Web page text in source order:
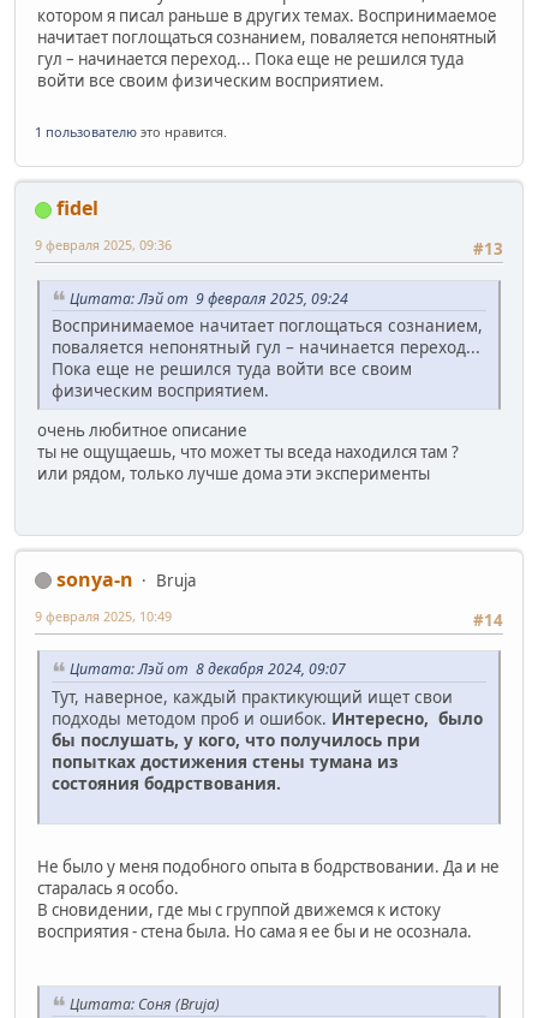
котором я писал раньше в других темах. Воспринимаемое
начитает поглощаться сознанием, поваляется непонятный
гул – начинается переход... Пока еще не решился туда
войти все своим физическим восприятием.
1 пользователю это нравится.
fidel
#13
9 февраля 2025, 09:36
Цитата: Лэй от 9 февраля 2025, 09:24
Воспринимаемое начитает поглощаться сознанием,
поваляется непонятный гул – начинается переход...
Пока еще не решился туда войти все своим
физическим восприятием.
очень любитное описание
ты не ощущаешь, что может ты вседа находился там ?
или рядом, только лучше дома эти эксперименты
sonya-n
Bruja
#14
9 февраля 2025, 10:49
Цитата: Лэй от 8 декабря 2024, 09:07
Тут, наверное, каждый практикующий ищет свои
подходы методом проб и ошибок. Интересно, было
бы послушать, у кого, что получилось при
попытках достижения стены тумана из
состояния бодрствования.
Не было у меня подобного опыта в бодрствовании. Да и не
старалась я особо.
В сновидении, где мы с группой движемся к истоку
восприятия - стена была. Но сама я ее бы и не осознала.
Цитата: Соня (Bruja)